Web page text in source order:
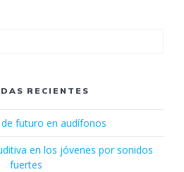
RECIENTES
futuro en audífonos
en los jóvenes por sonidos
fuertes